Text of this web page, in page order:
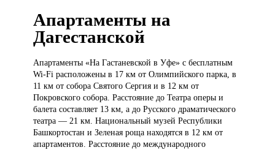
Апартаменты на
Дагестанской
Апартаменты «НаГастаневской в Уфе» с бесплатным
Wi-Fi расположены в 17 км от Олимпийского парка, в
11 км от собора Святого Сергия и в 12 км от
Покровского собора. Расстояние до Театра оперы и
балета составляет 13 км, а до Русского драматического
театра — 21 км. Национальный музей Республики
Башкортостан и Зеленая роща находятся в 12 км от
апартаментов. Расстояние до международного